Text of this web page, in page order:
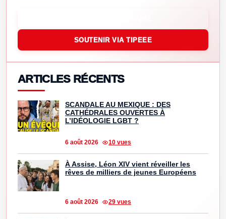
SOUTENIR VIA TIPEEE
ARTICLES RÉCENTS
SCANDALE AU MEXIQUE : DES
CATHÉDRALES OUVERTES À
L’IDÉOLOGIE LGBT ?
6 août 2026 10 vues
À Assise, Léon XIV vient réveiller les
rêves de milliers de jeunes Européens
6 août 2026 29 vues